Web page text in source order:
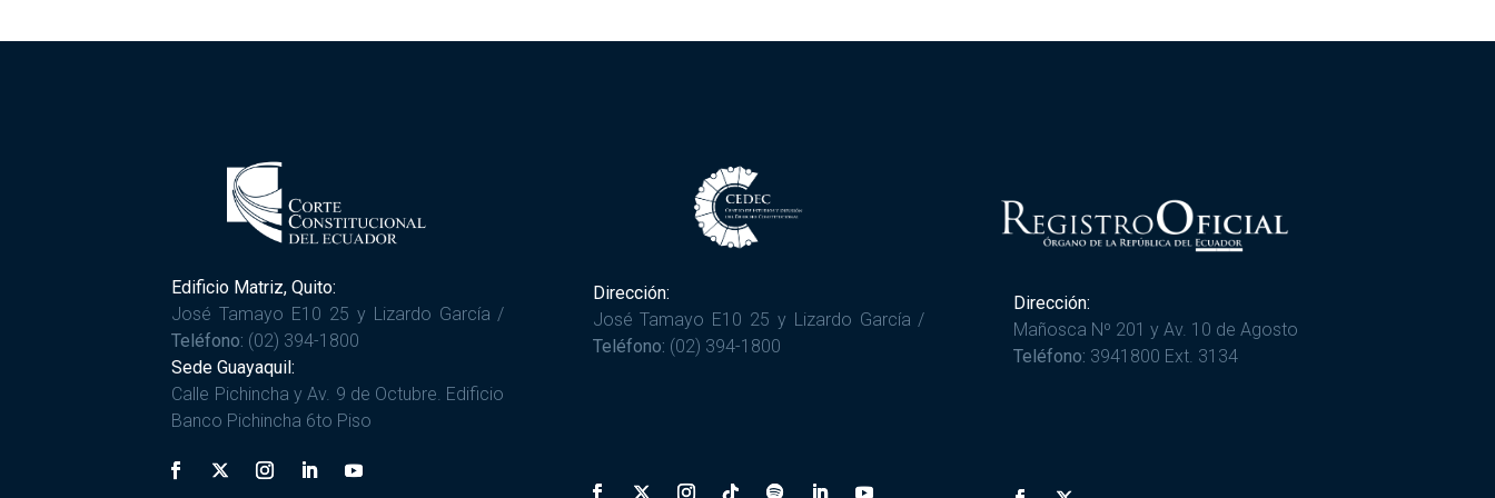
Edificio Matriz, Quito:
José Tamayo E10 25 y Lizardo García /
Teléfono: (02) 394-1800
Sede Guayaquil:
Calle Pichincha y Av. 9 de Octubre. Edificio
Banco Pichincha 6to Piso
Dirección:
José Tamayo E10 25 y Lizardo García /
Teléfono: (02) 394-1800
Dirección:
Mañosca Nº 201 y Av. 10 de Agosto
Teléfono: 3941800 Ext. 3134